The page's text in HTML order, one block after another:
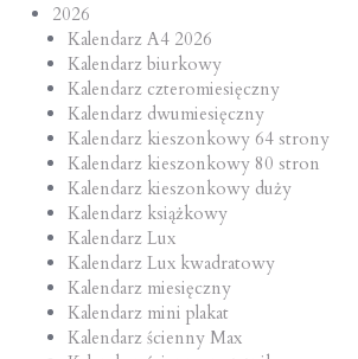
2026
Kalendarz A4 2026
Kalendarz biurkowy
Kalendarz czteromiesięczny
Kalendarz dwumiesięczny
Kalendarz kieszonkowy 64 strony
Kalendarz kieszonkowy 80 stron
Kalendarz kieszonkowy duży
Kalendarz książkowy
Kalendarz Lux
Kalendarz Lux kwadratowy
Kalendarz miesięczny
Kalendarz mini plakat
Kalendarz ścienny Max